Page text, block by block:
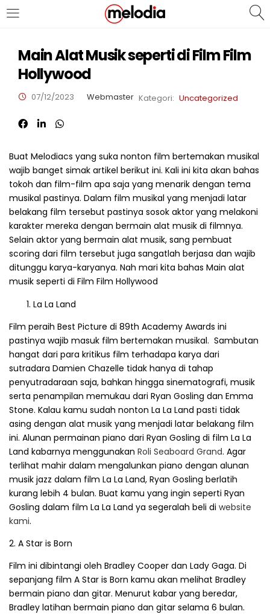
MASUK
Masuk
Lupa Password Anda?
Atau
Masuk/Daftar dengan Google
Main Alat Musik seperti di Film Film
Hollywood
07/12/2023 Webmaster Kategori: Uncategorized
Buat Melodiacs yang suka nonton film bertemakan musikal
wajib banget simak artikel berikut ini. Kali ini kita akan bahas
tokoh dan film-film apa saja yang menarik dengan tema
musikal pastinya. Dalam film musikal yang menjadi latar
belakang film tersebut pastinya sosok aktor yang melakoni
karakter mereka dengan bermain alat musik di filmnya.
Selain aktor yang bermain alat musik, sang pembuat
scoring dari film tersebut juga sangatlah berjasa dan wajib
ditunggu karya-karyanya. Nah mari kita bahas Main alat
musik seperti di Film Film Hollywood
La La Land
Film peraih Best Picture di 89th Academy Awards ini
pastinya wajib masuk film bertemakan musikal. Sambutan
hangat dari para kritikus film terhadapa karya dari
sutradara Damien Chazelle tidak hanya di tahap
penyutradaraan saja, bahkan hingga sinematografi, musik
serta penampilan memukau dari Ryan Gosling dan Emma
Stone. Kalau kamu sudah nonton La La Land pasti tidak
asing dengan alat musik yang menjadi latar belakang film
ini. Alunan permainan piano dari Ryan Gosling di film La La
Land kabarnya menggunakan Roli Seaboard Grand. Agar
terlihat mahir dalam mengalunkan piano dengan alunan
musik jazz dalam film La La Land, Ryan Gosling berlatih
kurang lebih 4 bulan. Buat kamu yang ingin seperti Ryan
Gosling dalam film La La Land ya segeralah beli di website
kami.
2. A Star is Born
Film ini dibintangi oleh Bradley Cooper dan Lady Gaga. Di
sepanjang film A Star is Born kamu akan melihat Bradley
bermain piano dan gitar. Menurut kabar yang beredar,
Bradley latihan bermain piano dan gitar selama 6 bulan.